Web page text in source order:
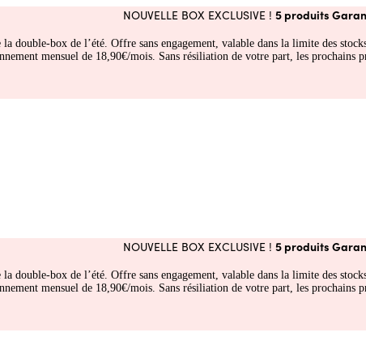
NOUVELLE BOX EXCLUSIVE ! 5 produits
double-box de l’été. Offre sans engagement, valable dans la limite des
mensuel de 18,90€/mois. Sans résiliation de votre part, les prochains
NOUVELLE BOX EXCLUSIVE ! 5 produits
double-box de l’été. Offre sans engagement, valable dans la limite des
mensuel de 18,90€/mois. Sans résiliation de votre part, les prochains